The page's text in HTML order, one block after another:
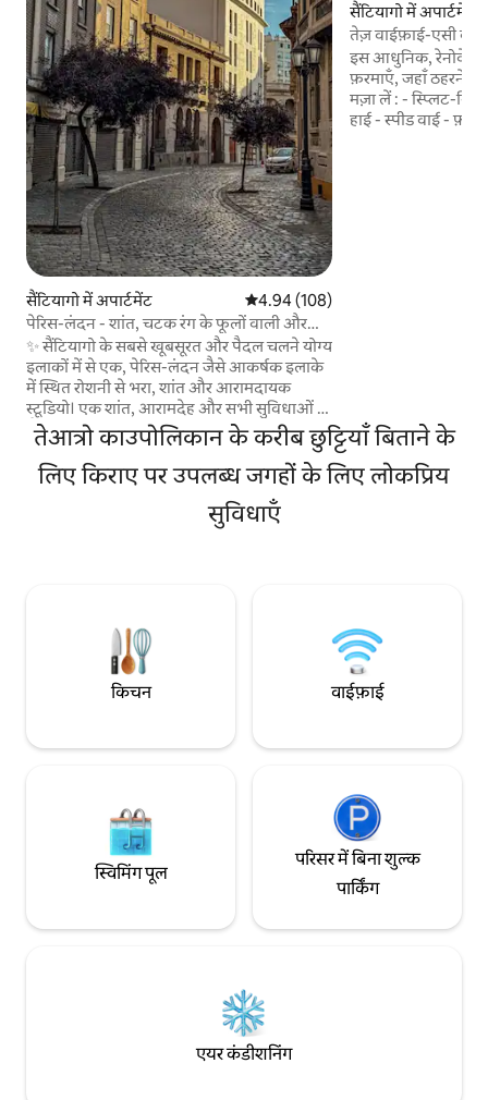
सैंटियागो में अपार्टमेंट औसत रेटिंग 5 में से 4.94, 108 समीक्षाएँ
4.94 (108)
पेरिस-लंदन - शांत, चटक रंग के फूलों वाली और
बेहतरीन लोकेशन
✨ सैंटियागो के सबसे खूबसूरत और पैदल चलने योग्य
इलाकों में से एक, पेरिस-लंदन जैसे आकर्षक इलाके
में स्थित रोशनी से भरा, शांत और आरामदायक
स्टूडियो। एक शांत, आरामदेह और सभी सुविधाओं से
लैस जगह, जहाँ से अंदर के आँगन का सुकूनदेह
नज़ारा दिखाई देता है और जो शहर की भाग-दौड़ से
दूर आराम करने के लिहाज़ से बिलकुल सही है। आराम
करने, दफ़्तर से दूर रहकर काम करने या पैदल घूमने
ला मोनेडा, कैफ़े और रेस्टोरेंट से कुछ ही कदमों की
सैंटियागो में अपार्टमेंट
तेज़ वाईफ़ाई-एसी
बुकिंग के लिए साफ़-
इस आधुनिक, रेनोवेट
फ़रमाएँ, जहाँ ठहरने के
मज़ा लें : - स्प्लिट-सिस्टम इन्वर्टर एयर कंडीशनिंग -
हाई - स्पीड वाई - फ़ाई
तेआत्रो काउपोलिकान के करीब छुट्टियाँ बिताने के
लिए किराए पर उपलब्ध जगहों के लिए लोकप्रिय
सुविधाएँ
किचन वाईफ़ाई
स्विमिंग पूल
परिसर में बिना शुल्क
पार्किंग
एयर कंडीशनिंग